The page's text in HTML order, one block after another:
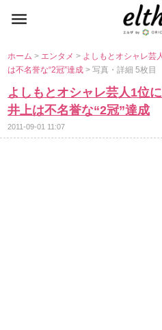
ホーム> エンタメ> よしもとオシャレ
は不名誉な“2冠”達成> 写真・詳細 5枚目
よしもとオシャレ芸人1位
井上は不名誉な“2冠”達成
2011-09-01 11:07